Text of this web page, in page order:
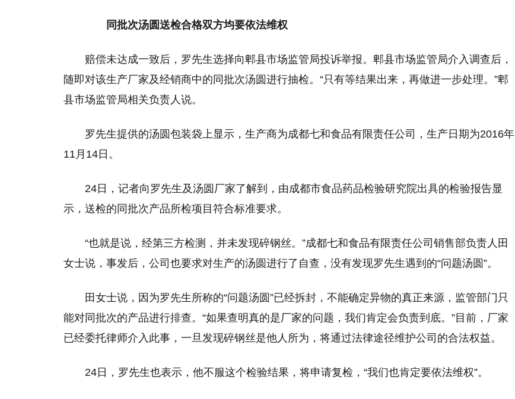
同批次汤圆送检合格双方均要依法维权
赔偿未达成一致后，罗先生选择向郫县市场监管局投诉举报。郫县市场监管局介入调查后，
随即对该生产厂家及经销商中的同批次汤圆进行抽检。“只有等结果出来，再做进一步处理。”郫
县市场监管局相关负责人说。
罗先生提供的汤圆包装袋上显示，生产商为成都七和食品有限责任公司，生产日期为2016年
11月14日。
24日，记者向罗先生及汤圆厂家了解到，由成都市食品药品检验研究院出具的检验报告显
示，送检的同批次产品所检项目符合标准要求。
“也就是说，经第三方检测，并未发现碎钢丝。”成都七和食品有限责任公司销售部负责人田
女士说，事发后，公司也要求对生产的汤圆进行了自查，没有发现罗先生遇到的“问题汤圆”。
田女士说，因为罗先生所称的“问题汤圆”已经拆封，不能确定异物的真正来源，监管部门只
能对同批次的产品进行排查。“如果查明真的是厂家的问题，我们肯定会负责到底。”目前，厂家
已经委托律师介入此事，一旦发现碎钢丝是他人所为，将通过法律途径维护公司的合法权益。
24日，罗先生也表示，他不服这个检验结果，将申请复检，“我们也肯定要依法维权”。